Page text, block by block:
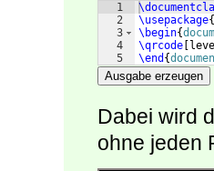
1
2
3
4
5
\usepackage{
\begin{
\qrcode
\end {
Ausgabe erzeugen
Dabei wird
ohne jeden